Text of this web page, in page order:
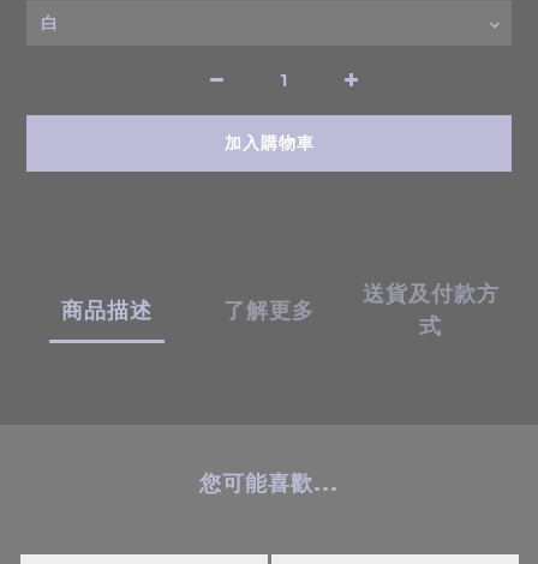
加入購物車
商品描述 了解更多
送貨及付款方
式
您可能喜歡...